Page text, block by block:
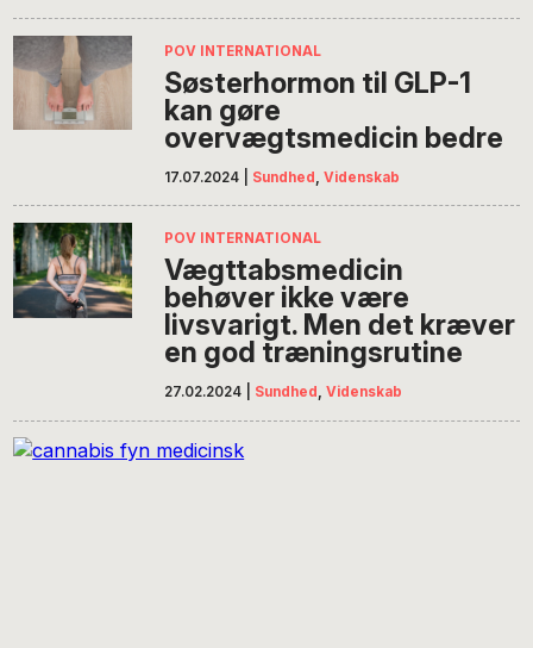
POV INTERNATIONAL
Søsterhormon til GLP-1
kan gøre
overvægtsmedicin bedre
17.07.2024 Sundhed ,Videnskab
POV INTERNATIONAL
Vægttabsmedicin
behøver ikke være
livsvarigt. Men det kræver
en god træningsrutine
27.02.2024 Sundhed ,Videnskab